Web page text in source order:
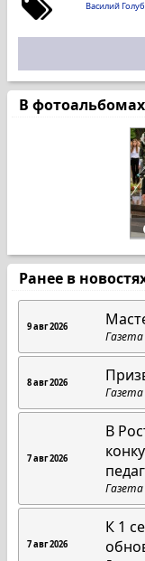
Василий
В фотоальбомах
Ранее в
9 авг 2026
Газета
8 авг 2026
Газета
7 авг 2026
В
Газета
7 авг 2026
К 1